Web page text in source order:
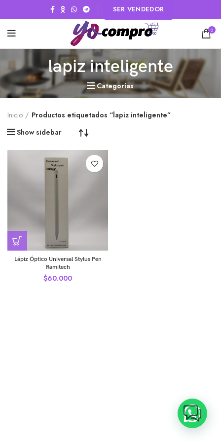
SER VENDEDOR
0
lapiz inteligente
Categorías
Inicio
Productos etiquetados “lapiz inteligente”
Show sidebar
Lápiz Óptico Universal Stylus Pen
Ramitech
$60.000